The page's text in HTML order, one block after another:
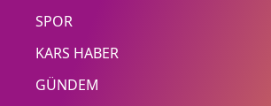
SPOR
KARS HABER
GÜNDEM